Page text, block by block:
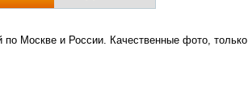
по Москве и России. Качественные фото, только